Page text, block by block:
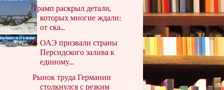
Трамп раскрыл детали,
которых многие ждали:
от ска...
В ОАЭ призвали страны
Персидского залива к
единому...
Рынок труда Германии
столкнулся с резким